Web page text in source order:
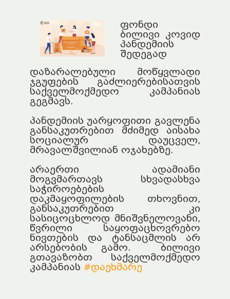
ფონდი
ბილივი კოვიდ
პანდემიის
შედეგად
დაზარალებული მოწყვლადი
ჯგუფების გაძლიერებისათვის
საქველმოქმედო კამპანიას
გეგმავს.
პანდემიის უარყოფითი გავლენა
განსაკუთრებით მძიმედ აისახა
სოციალურ დაუცველ,
მრავალშვილიან ოჯახებზე.
არაერთი ადამიანი
მოგვმართავს სხვადასხვა
საჭიროებების
დაკმაყოფილების თხოვნით,
განსაკუთრებით კი
სასიცოცხლოდ მნიშვნელოვანი,
წვრილი საყოფაცხოვრებო
ნივთების და ტანსაცმლის არ
არსებობის გამო. ბილივი
გთავაზობთ საქველმოქმედო
კამპანიას #დაეხმარე